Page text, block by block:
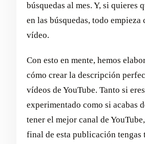
búsquedas al mes. Y, si quieres
en las búsquedas, todo
vídeo.
Con esto en mente, hemos
cómo crear la descripción
vídeos de YouTube. Tanto si
experimentado como si acabas
tener el mejor canal de
final de esta publicación tengas